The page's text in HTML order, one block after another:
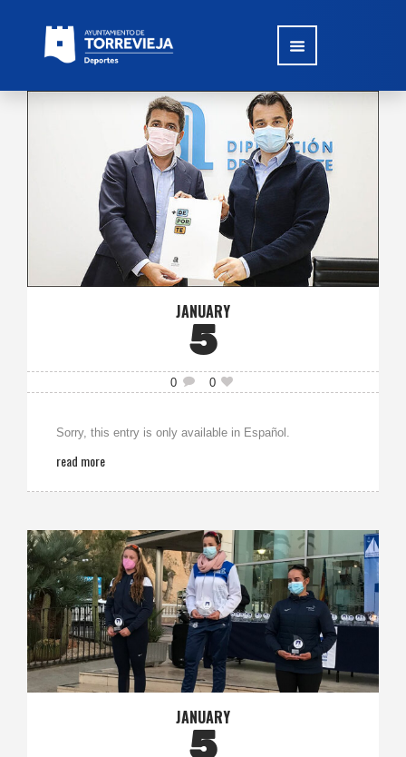
JANUARY
5
0 0
Sorry, this entry is only available in Español.
read more
JANUARY